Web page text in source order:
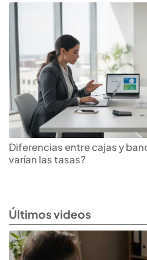
Diferencias entre cajas y
varían las tasas?
Últimos videos